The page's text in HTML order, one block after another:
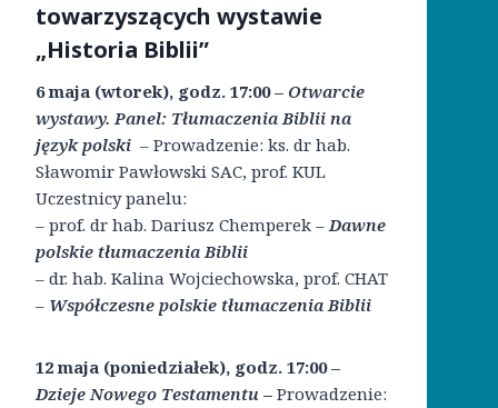
towarzyszących wystawie
„Historia Biblii”
6 maja (wtorek), godz. 17:00 – Otwarcie
wystawy. Panel: Tłumaczenia Biblii na
język polski – Prowadzenie: ks. dr hab.
Sławomir Pawłowski SAC, prof. KUL
Uczestnicy panelu:
– prof. dr hab. Dariusz Chemperek –Dawne
polskie tłumaczenia Biblii
– dr. hab. Kalina Wojciechowska, prof. CHAT
– Współczesne polskie tłumaczenia Biblii
12 maja (poniedziałek), godz. 17:00–
Dzieje Nowego Testamentu – Prowadzenie: